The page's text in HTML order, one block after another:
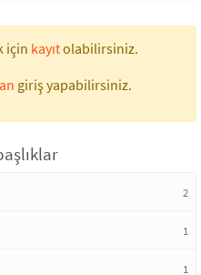
için kayıtolabilirsiniz.
giriş yapabilirsiniz.
2
1
1